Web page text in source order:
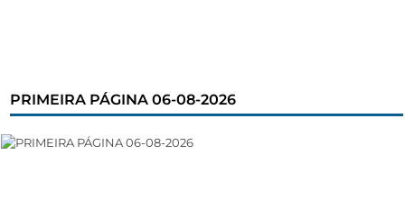
PRIMEIRA PÁGINA 06-08-2026